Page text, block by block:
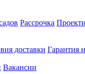
Рассрочка
доставки Гарантия
Вакансии